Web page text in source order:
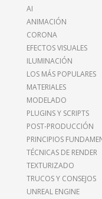
AI
ANIMACIÓN
CORONA
EFECTOS VISUALES
ILUMINACIÓN
LOS MÁS POPULARES
MATERIALES
MODELADO
PLUGINS Y SCRIPTS
POST-PRODUCCIÓN
PRINCIPIOS
TÉCNICAS DE RENDER
TEXTURIZADO
TRUCOS Y CONSEJOS
UNREAL ENGINE